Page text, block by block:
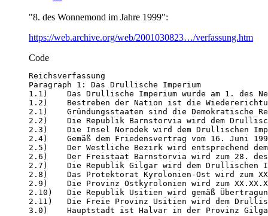
"8. des Wonnemond im Jahre 1999":
https://web.archive.org/web/2001030823…/verfassung.htm
Code